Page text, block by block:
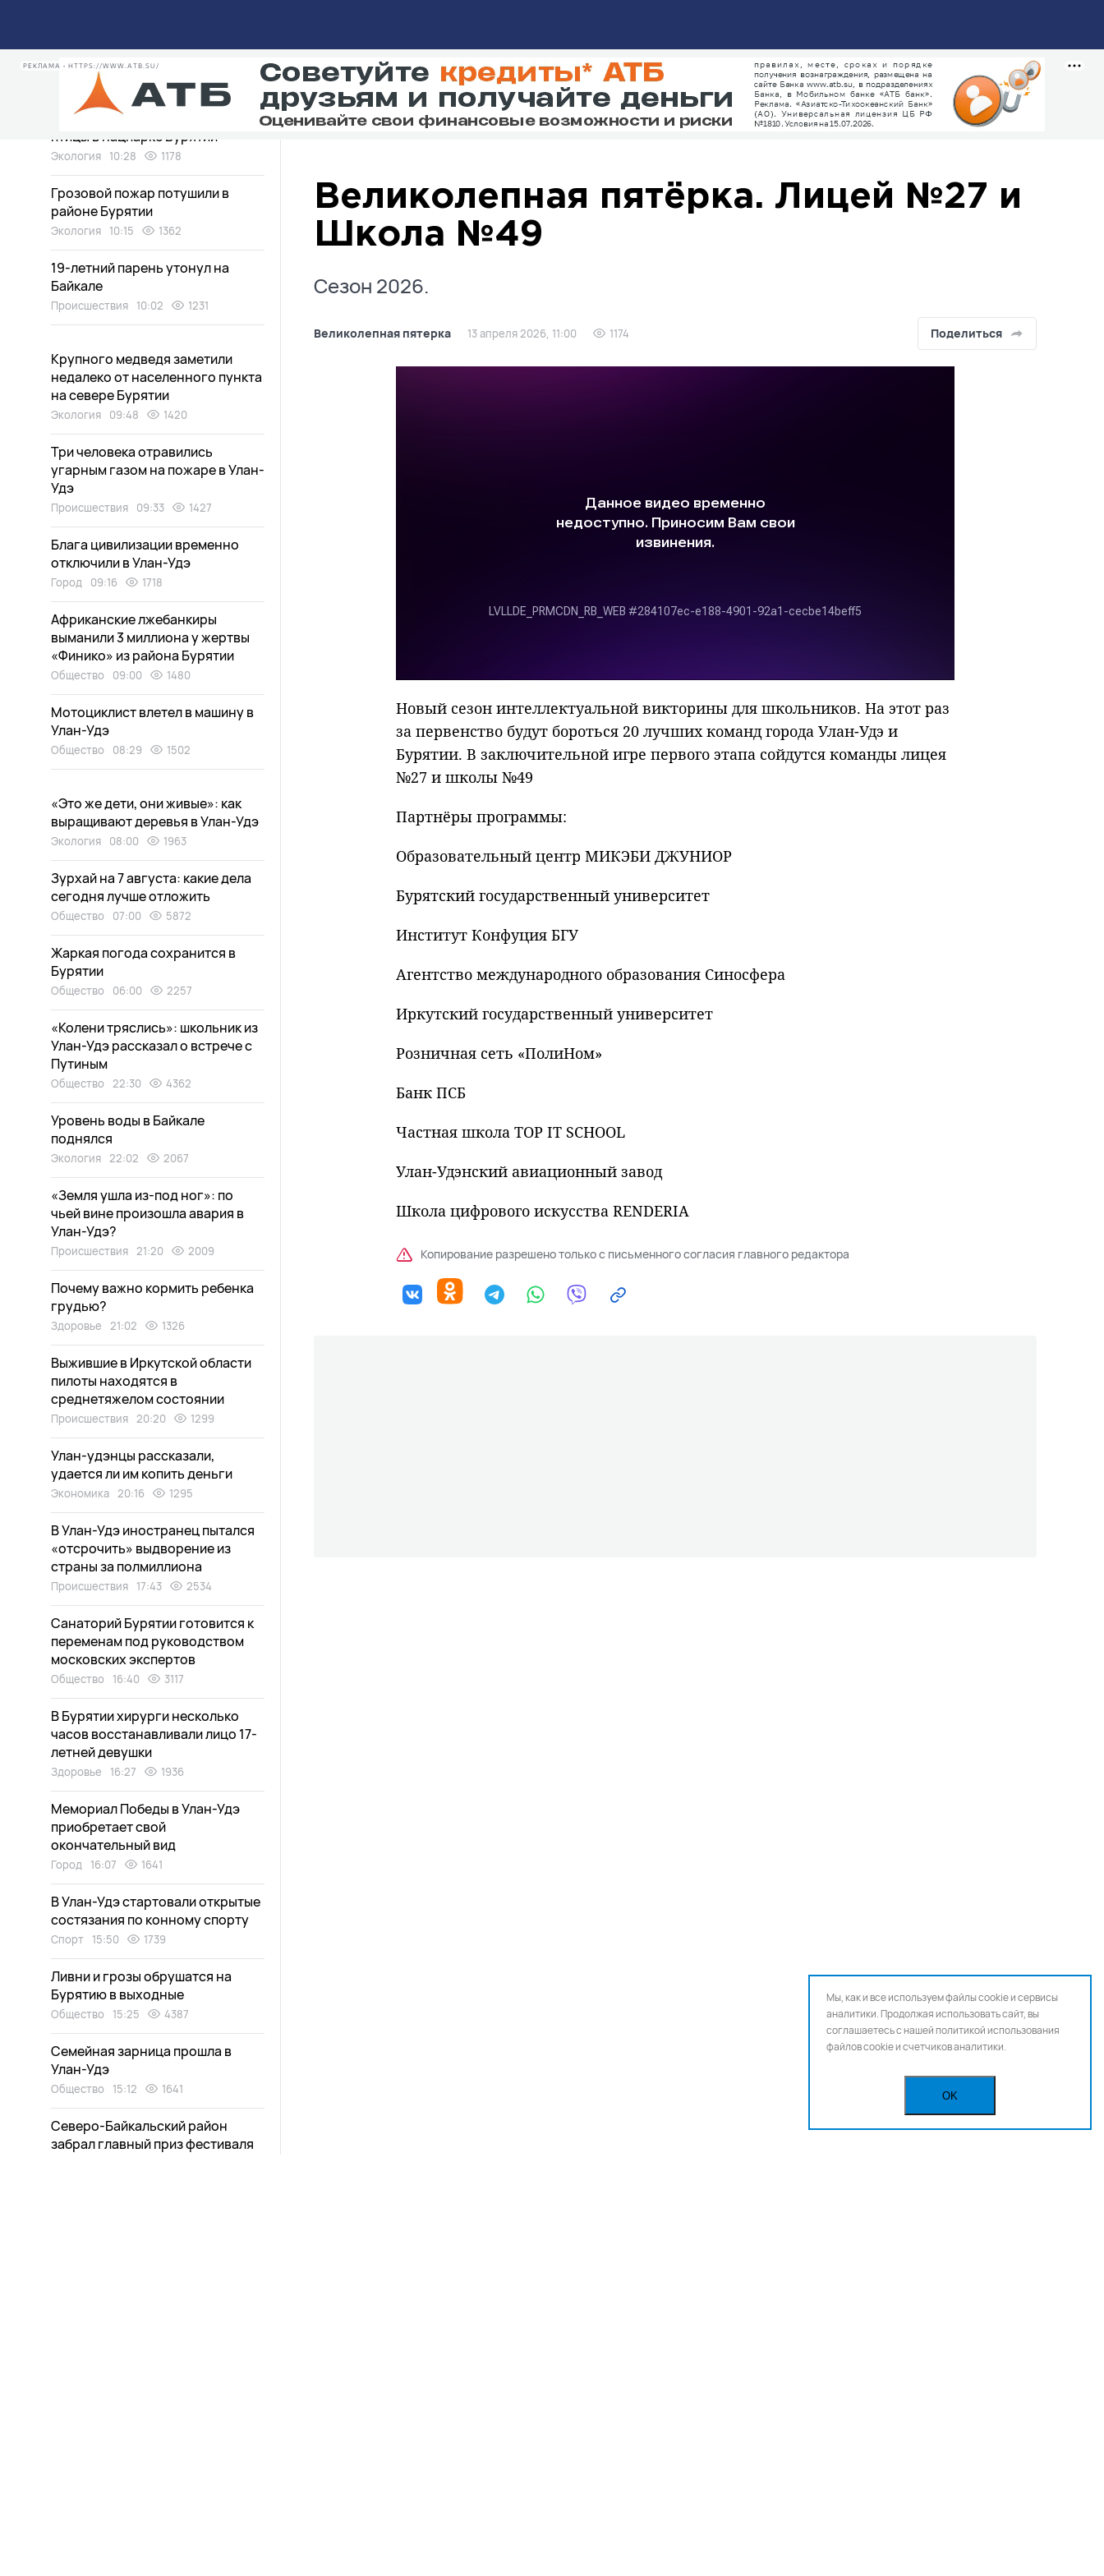
РЕКЛАМА • HTTPS://WWW.ATB.SU/
Великолепная пятёрка. Лицей №27 и
Школа №49
Сезон 2026.
Великолепная пятерка 13 апреля 2026, 11:00 1174 Поделиться
Новый сезон интеллектуальной викторины для школьников. На этот раз
за первенство будут бороться 20 лучших команд города Улан-Удэ и
Бурятии. В заключительной игре первого этапа сойдутся команды лицея
№27 и школы №49
Партнёры программы:
Образовательный центр МИКЭБИ ДЖУНИОР
Бурятский государственный университет
Институт Конфуция БГУ
Агентство международного образования Синосфера
Иркутский государственный университет
Розничная сеть «ПолиНом»
Банк ПСБ
Частная школа TOP IT SCHOOL
Улан-Удэнский авиационный завод
Школа цифрового искусства RENDERIA
Копирование разрешено только с письменного согласия главного редактора
Бурятии
Происшествия 10:40 552
Эпичную битву устроили редкие
птицы в нацпарке Бурятии
Экология 10:28 1178
Грозовой пожар потушили в
районе Бурятии
Экология 10:15 1362
19-летний парень утонул на
Байкале
Происшествия 10:02 1231
Крупного медведя заметили
недалеко от населенного пункта
на севере Бурятии
Экология 09:48 1420
Три человека отравились
угарным газом на пожаре в Улан-
Удэ
Происшествия 09:33 1427
Блага цивилизации временно
отключили в Улан-Удэ
Город 09:16 1718
Африканские лжебанкиры
выманили 3 миллиона у жертвы
«Финико» из района Бурятии
Общество 09:00 1480
Мотоциклист влетел в машину в
Улан-Удэ
Общество 08:29 1502
«Это же дети, они живые»: как
выращивают деревья в Улан-Удэ
Экология 08:00 1963
Зурхай на 7 августа: какие дела
сегодня лучше отложить
Общество 07:00 5872
Жаркая погода сохранится в
Бурятии
Общество 06:00 2257
«Колени тряслись»: школьник из
Улан-Удэ рассказал о встрече с
Путиным
Общество 22:30 4362
Уровень воды в Байкале
поднялся
Экология 22:02 2067
«Земля ушла из-под ног»: по
чьей вине произошла авария в
Улан-Удэ?
Происшествия 21:20 2009
Почему важно кормить ребенка
грудью?
Здоровье 21:02 1326
Выжившие в Иркутской области
пилоты находятся в
среднетяжелом состоянии
Происшествия 20:20 1299
Улан-удэнцы рассказали,
удается ли им копить деньги
Экономика 20:16 1295
В Улан-Удэ иностранец пытался
«отсрочить» выдворение из
страны за полмиллиона
Происшествия 17:43 2534
Санаторий Бурятии готовится к
переменам под руководством
московских экспертов
Общество 16:40 3117
В Бурятии хирурги несколько
часов восстанавливали лицо 17-
летней девушки
Здоровье 16:27 1936
Мемориал Победы в Улан-Удэ
приобретает свой
окончательный вид
Город 16:07 1641
В Улан-Удэ стартовали открытые
состязания по конному спорту
Спорт 15:50 1739
Ливни и грозы обрушатся на
Бурятию в выходные
Общество 15:25 4387
Семейная зарница прошла в
Улан-Удэ
Общество 15:12 1641
Северо-Байкальский район
забрал главный приз фестиваля
Мы, как и все используем файлы cookie и сервисы
аналитики. Продолжая использовать сайт, вы
соглашаетесь с нашейполитикой использования
файлов cookie и счетчиков аналитики.
OK